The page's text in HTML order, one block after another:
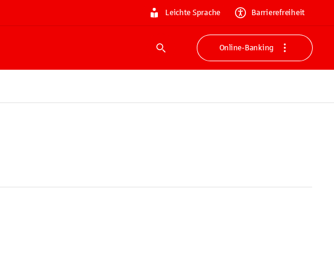
Leichte Sprache Barrierefreiheit
Suche
Online-Banking